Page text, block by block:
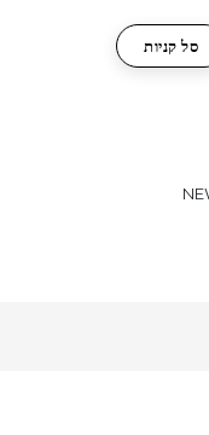
סל קניות